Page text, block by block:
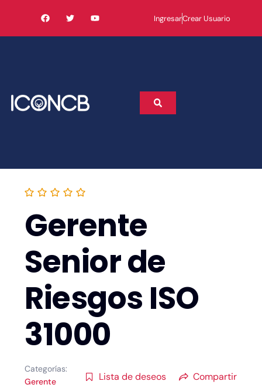
IngresarCrear Usuario
Gerente
Senior de
Riesgos ISO
31000
Categorías:
Gerente
Lista de deseos Compartir